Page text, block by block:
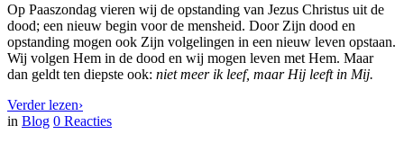
Op Paaszondag vieren wij de opstanding van Jezus Christus uit de
dood; een nieuw begin voor de mensheid. Door Zijn dood en
opstanding mogen ook Zijn volgelingen in een nieuw leven opstaan.
Wij volgen Hem in de dood en wij mogen leven met Hem. Maar
dan geldt ten diepste ook: niet meer ik leef, maar Hij leeft in Mij.
Verder lezen›
in Blog 0 Reacties